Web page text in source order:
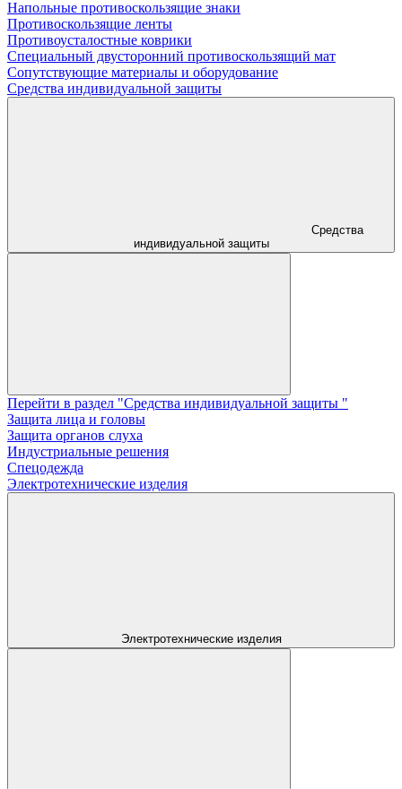
Напольные противоскользящие знаки
Противоскользящие ленты
Противоусталостные коврики
Специальный двусторонний противоскользящий мат
Сопутствующие материалы и оборудование
Средства индивидуальной защиты
Средства
индивидуальной защиты
Перейти в раздел "Средства индивидуальной защиты "
Защита лица и головы
Защита органов слуха
Индустриальные решения
Спецодежда
Электротехнические изделия
Электротехнические изделия